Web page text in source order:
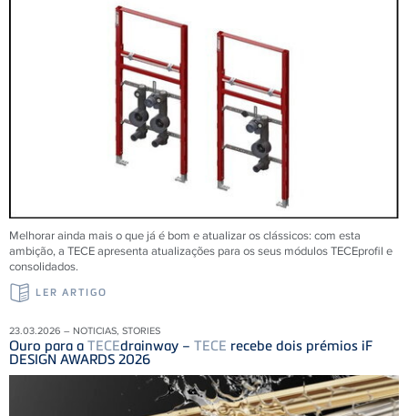
Melhorar ainda mais o que já é bom e atualizar os clássicos: com esta
ambição, a TECE apresenta atualizações para os seus módulos TECEprofil e
consolidados.
LER ARTIGO
23.03.2026 – NOTICIAS, STORIES
Ouro para a TECEdrainway – TECE recebe dois prémios iF
DESIGN AWARDS 2026